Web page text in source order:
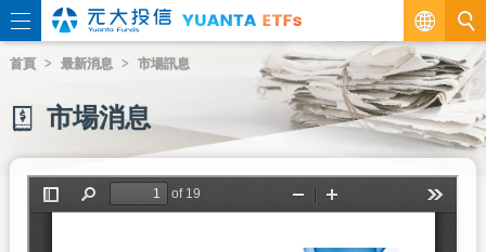
繁
EN
首頁 最新消息 市場訊息
市場消息